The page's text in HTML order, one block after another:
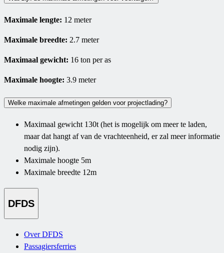
Maximale lengte: 12 meter
Maximale breedte: 2.7 meter
Maximaal gewicht: 16 ton per as
Maximale hoogte: 3.9 meter
Welke maximale afmetingen gelden voor projectlading?
Maximaal gewicht 130t (het is mogelijk om meer te laden,
maar dat hangt af van de vrachteenheid, er zal meer informatie
nodig zijn).
Maximale hoogte 5m
Maximale breedte 12m
DFDS
Over DFDS
Passagiersferries